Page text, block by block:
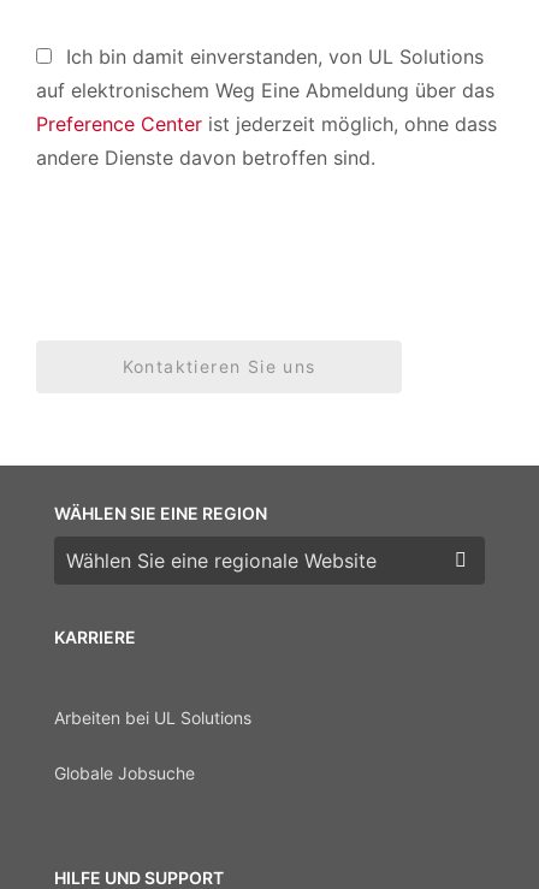
Ich bin damit einverstanden, von UL Solutions
auf elektronischem Weg Eine Abmeldung über das
Preference Center ist jederzeit möglich, ohne dass
andere Dienste davon betroffen sind.
Kontaktieren Sie uns
KARRIERE
Arbeiten bei UL Solutions
Globale Jobsuche
HILFE UND SUPPORT
WÄHLEN SIE EINE REGION
Wählen Sie eine Region